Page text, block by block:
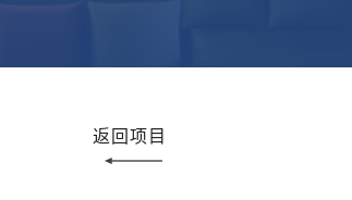
返回项目